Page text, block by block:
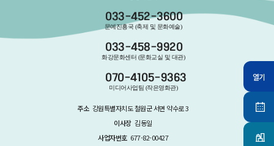
열기
주소 강원특별자치도 철원군 서면 약수로 3
이사장 김동일
사업자번호 677-82-00427
033-452-3600
문예진흥국 (축제 및 문화예술)
033-458-9920
화강문화센터 (문화교실 및 대관)
070-4105-9363
미디어사업팀 (작은영화관)